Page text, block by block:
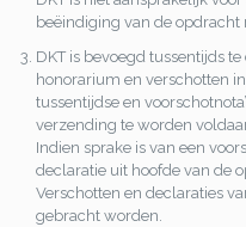
beëindiging van de opdracht
DKT is bevoegd tussentijds
honorarium en verschotten
tussentijdse en
verzending te worden
Indien sprake is van een
declaratie uit hoofde van de
Verschotten en declaraties
gebracht worden.